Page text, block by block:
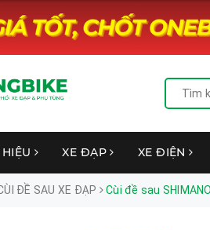
HIỆU XE ĐẠP XE ĐIỆN
ĐỀ SAU XE ĐẠP Cùi đề sau